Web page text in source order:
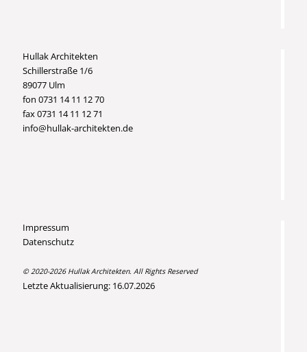
Hullak Architekten
Schillerstraße 1/6
89077 Ulm
fon 0731 14 11 12 70
fax 0731 14 11 12 71
info@hullak-architekten.de
Impressum
Datenschutz
© 2020-2026 Hullak Architekten. All Rights Reserved
Letzte Aktualisierung: 16.07.2026